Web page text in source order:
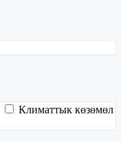
Климаттык көзөмөл